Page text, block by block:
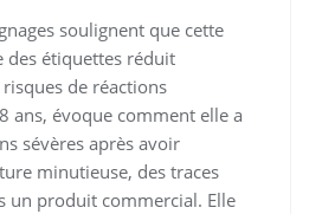
soulignent que cette
des étiquettes réduit
de réactions
ans, évoque comment elle a
sévères après avoir
minutieuse, des traces
un produit commercial. Elle